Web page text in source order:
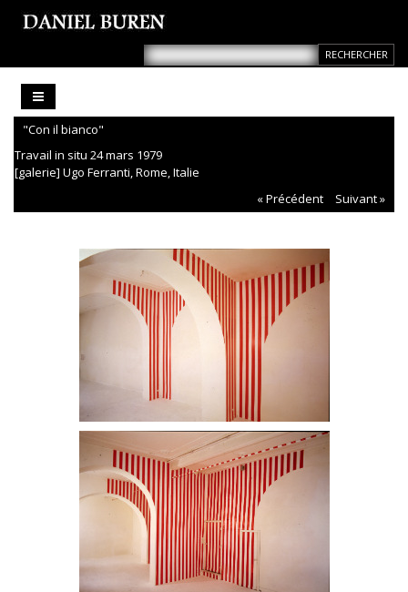
"Con il bianco"
Travail in situ 24 mars 1979
[galerie] Ugo Ferranti, Rome, Italie
« Précédent
Suivant »